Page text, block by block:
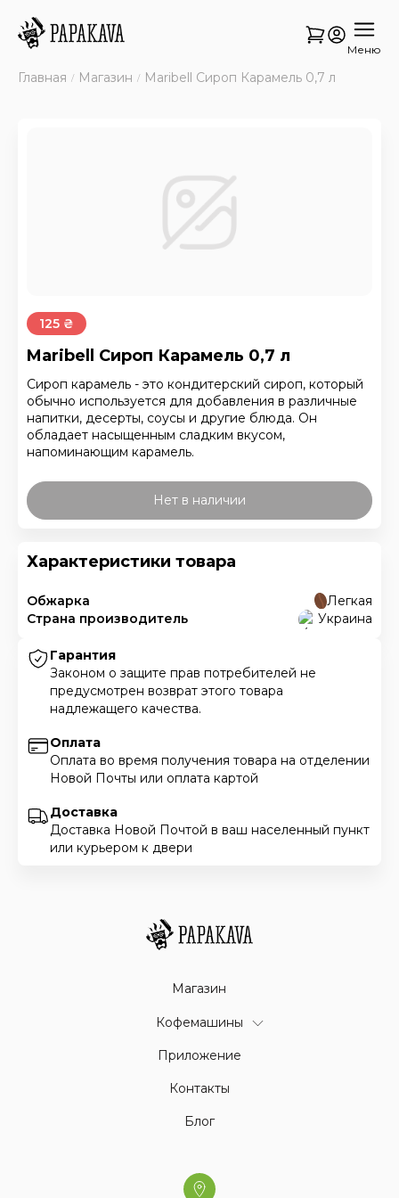
Меню
Главная Магазин Maribell Сироп Карамель 0,7 л
125 ₴
Maribell Сироп Карамель 0,7 л
Сироп карамель - это кондитерский сироп, который
обычно используется для добавления в различные
напитки, десерты, соусы и другие блюда. Он
обладает насыщенным сладким вкусом,
напоминающим карамель.
Нет в наличии
Характеристики товара
Обжарка
Легкая
Страна производитель
Украина
Гарантия
Законом о защите прав потребителей не
предусмотрен возврат этого товара
надлежащего качества.
Оплата
Оплата во время получения товара на отделении
Новой Почты или оплата картой
Доставка
Доставка Новой Почтой в ваш населенный пункт
или курьером к двери
Магазин
Кофемашины
Приложение
Контакты
Блог